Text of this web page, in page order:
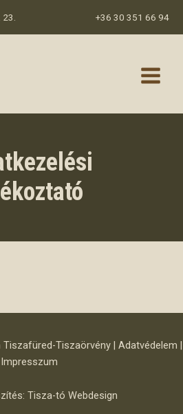
+36 30 351 66 94
Menu
Tiszaörvény | Adatvédelem |
Impresszum
Tisza-tó Webdesign